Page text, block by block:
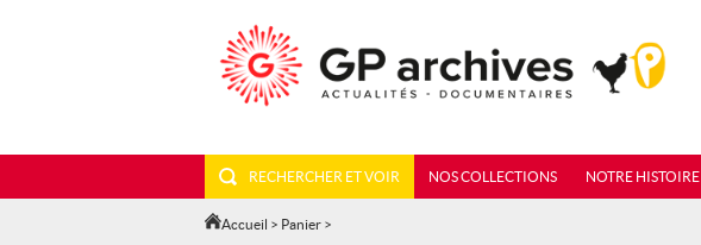
RECHERCHER ET VOIR NOS COLLECTIONS NOTRE HISTOIRE
Accueil > Panier >